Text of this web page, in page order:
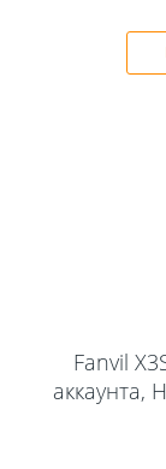
Fanvil
аккаунта,